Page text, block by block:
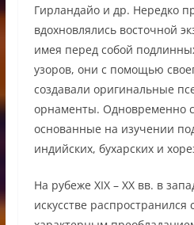
Гирландайо и др. Нередко
вдохновлялись восточной
имея перед собой
узоров, они с помощью
создавали оригинальные
орнаменты. Одновременно
основанные на изучении
индийских, бухарских и
На рубеже ХIХ – ХХ вв. в
искусстве распространился